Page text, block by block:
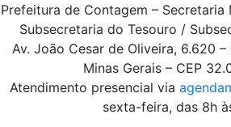
Prefeitura de Contagem – Secretaria
Subsecretaria do Tesouro /
Av. João Cesar de Oliveira, 6.620
Minas Gerais – CEP
Atendimento presencial via
sexta-feira, das 8h